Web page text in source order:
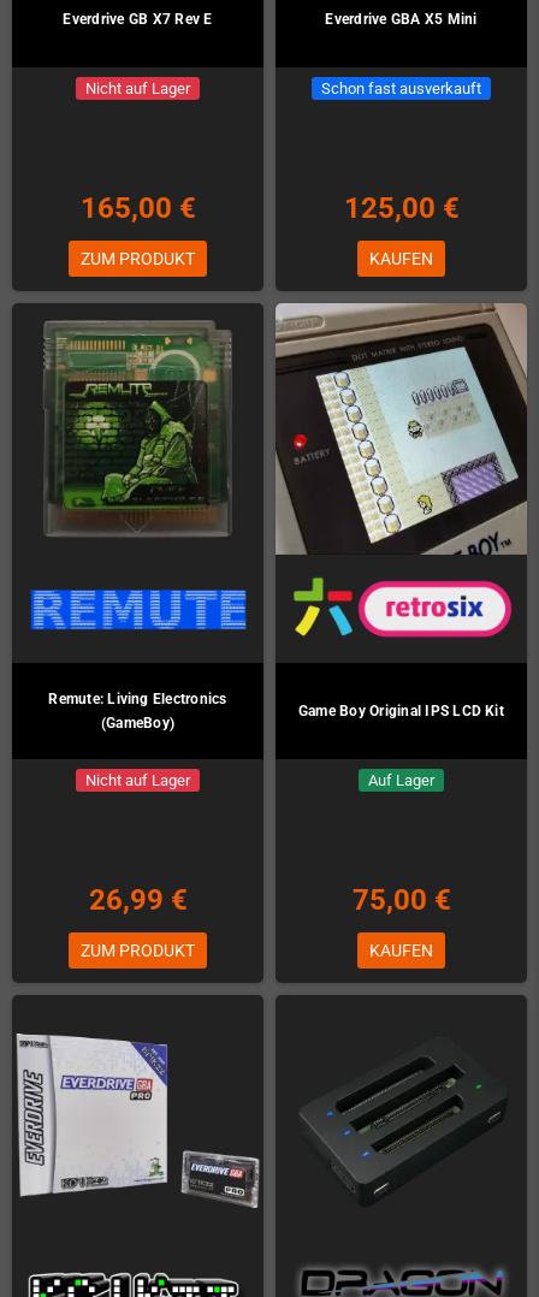
Everdrive GB X7 Rev E
Nicht auf Lager
165,00 €
ZUM PRODUKT
Everdrive GBA X5 Mini
Schon fast ausverkauft
125,00 €
KAUFEN
Remute: Living Electronics
(GameBoy)
Nicht auf Lager
26,99 €
ZUM PRODUKT
Game Boy Original IPS LCD Kit
Auf Lager
75,00 €
KAUFEN